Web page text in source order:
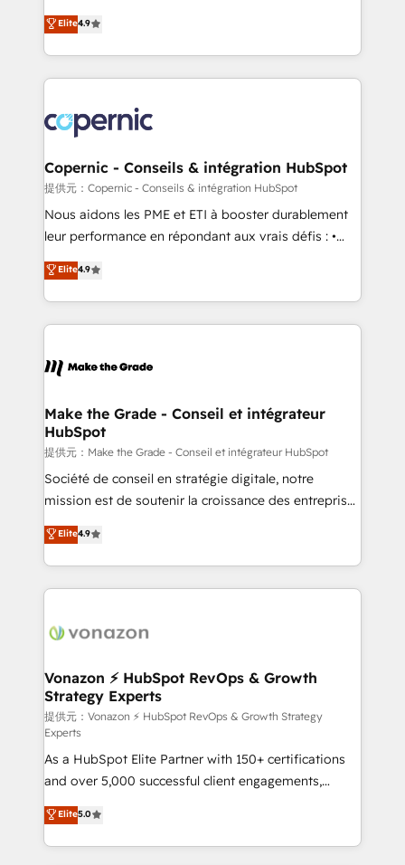
growth • Create content and videos that attract
buyers • Use AI to scale smarter Our coaching-led
lasts. So if you're ready to become the most trusted
voice in your market, let’s talk.
businesses. We go beyond implementation, shaping
the strategy, processes, and teams that turn
HubSpot into a genuine growth engine. Named
HubSpot's Global Partner of the Year in 2024,
worldwide, and with over 15 years in the ecosystem,
Huble has built a track record that speaks for itself.
One company, one operating model, delivering
across offices and consulting teams in the UK, USA,
Canada, Germany, France, Belgium, Singapore, and
South Africa. Certified compliant with ISO/IEC
international offices and 175+ employees.
Elite4.9
Copernic - Conseils & intégration HubSpot
提供元：Copernic - Conseils & intégration HubSpot
Nous aidons les PME et ETI à booster durablement
leur performance en répondant aux vrais défis : •
Intégration de HubSpot avec d’autres outils (ERP,
téléphonie, etc.) • Alignement des équipes grâce à un
outil et des données partagées • Amélioration de la
collecte et de l’analyse des données pour des
de la productivité des équipes Notre équipe de 30
avec un engagement total, alignant processus
métiers et technologie, et guidant vos équipes à
travers le changement, tout en centrant vos objectifs
d’entreprise. Grâce à une méthodologie éprouvée
auprès de plus de 400 clients, nous comprenons
HubSpot dans votre organisation. Pour toute
question technique ou besoin de structuration de
Elite4.9
Make the Grade - Conseil et intégrateur
HubSpot
提供元：Make the Grade - Conseil et intégrateur HubSpot
Société de conseil en stratégie digitale, notre
mission est de soutenir la croissance des entreprises
B2B à travers l’acquisition de nouveaux clients,
l'intégration CRM et le développement des revenus
auprès de vos comptes existants. En France et à
l'international, nous travaillons avec des ETI
delà d’une simple transformation digitale et des
➤ L’intégration de CRM et de méthodologie RevOps
pour aligner les équipes marketing, commerciales et
support client (data migration, synchronisation API,
audit et maintenance) ➤ La création de sites internet
de conversion qui transforment les visiteurs en
opportunités d'affaires ➤ La mise en place de
stratégies d'acquisition marketing (SEO, SEA,
inbound, automatisation marketing, ABM, IA,
emailing) Informations clés : - 10 ans d'expérience -
Elite4.9
Vonazon ⚡ HubSpot RevOps & Growth
Strategy Experts
提供元：Vonazon ⚡ HubSpot RevOps & Growth Strategy
Experts
As a HubSpot Elite Partner with 150+ certifications
and over 5,000 successful client engagements,
Vonazon turns marketing complexity into
measurable, scalable growth. From onboarding to
enterprise-grade campaigns, our in-house team
Elite5.0